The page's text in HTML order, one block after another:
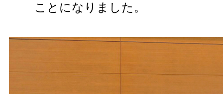
ことになりました。